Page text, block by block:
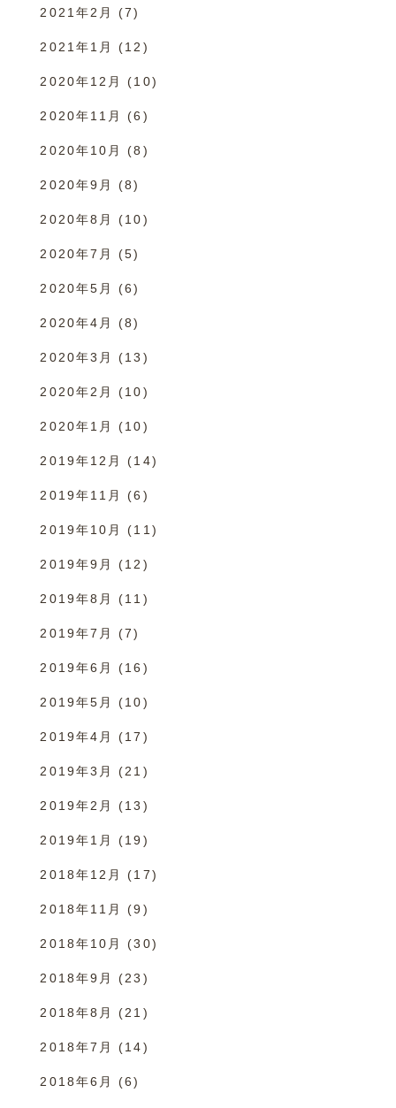
2021年2月 (7)
2021年1月 (12)
2020年12月 (10)
2020年11月 (6)
2020年10月 (8)
2020年9月 (8)
2020年8月 (10)
2020年7月 (5)
2020年5月 (6)
2020年4月 (8)
2020年3月 (13)
2020年2月 (10)
2020年1月 (10)
2019年12月 (14)
2019年11月 (6)
2019年10月 (11)
2019年9月 (12)
2019年8月 (11)
2019年7月 (7)
2019年6月 (16)
2019年5月 (10)
2019年4月 (17)
2019年3月 (21)
2019年2月 (13)
2019年1月 (19)
2018年12月 (17)
2018年11月 (9)
2018年10月 (30)
2018年9月 (23)
2018年8月 (21)
2018年7月 (14)
2018年6月 (6)